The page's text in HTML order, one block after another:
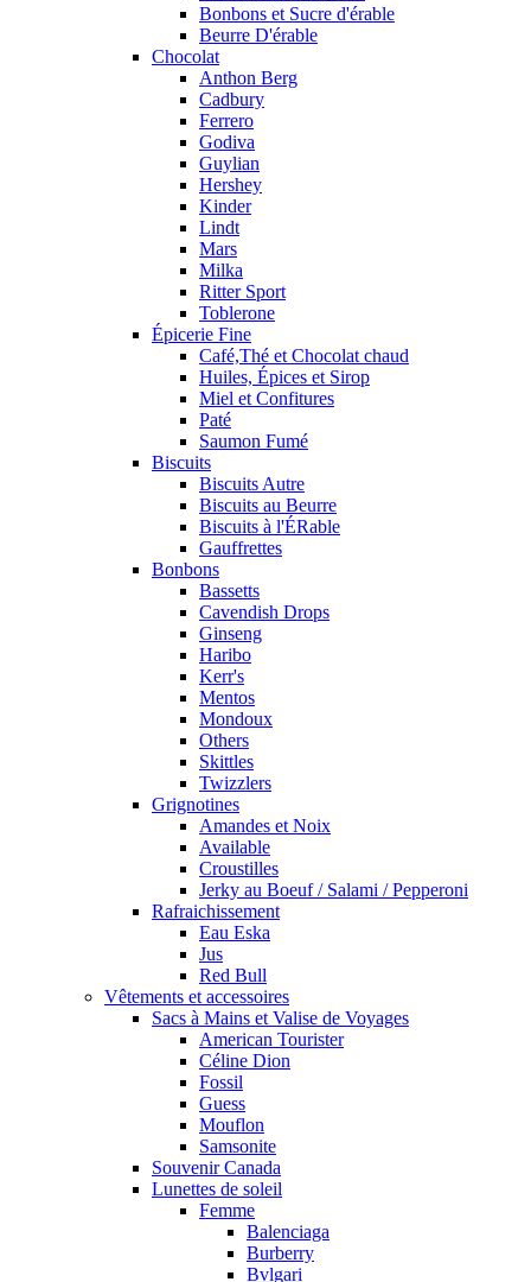
Bonbons et Sucre d'érable
Beurre D'érable
Chocolat
Anthon Berg
Cadbury
Ferrero
Godiva
Guylian
Hershey
Kinder
Lindt
Mars
Milka
Ritter Sport
Toblerone
Épicerie Fine
Café,Thé et Chocolat chaud
Huiles, Épices et Sirop
Miel et Confitures
Paté
Saumon Fumé
Biscuits
Biscuits Autre
Biscuits au Beurre
Biscuits à l'ÉRable
Gauffrettes
Bonbons
Bassetts
Cavendish Drops
Ginseng
Haribo
Kerr's
Mentos
Mondoux
Others
Skittles
Twizzlers
Grignotines
Amandes et Noix
Available
Croustilles
Jerky au Boeuf / Salami / Pepperoni
Rafraichissement
Eau Eska
Jus
Red Bull
Vêtements et accessoires
Sacs à Mains et Valise de Voyages
American Tourister
Céline Dion
Fossil
Guess
Mouflon
Samsonite
Souvenir Canada
Lunettes de soleil
Femme
Balenciaga
Burberry
Bvlgari